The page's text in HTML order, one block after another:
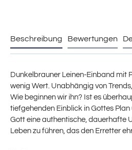
Beschreibung Bewertungen
Dunkelbrauner Leinen-Einband mit
wenig Wert. Unabhängig von
Wie beginnen wir ihn? Ist es
tiefgehenden Einblick in Gottes
Gott eine authentische, dauerhafte
Leben zu führen, das den Erretter